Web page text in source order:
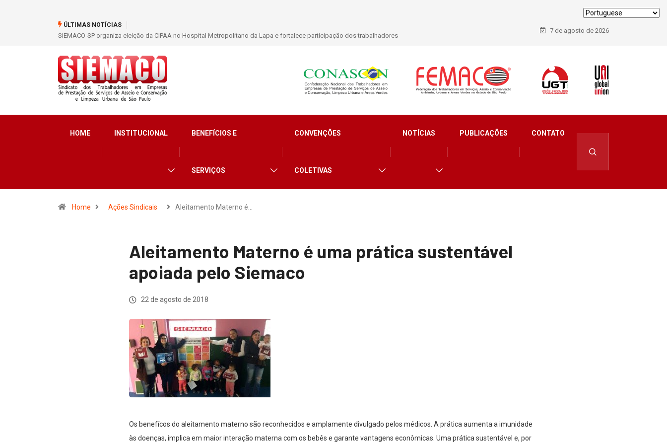
ÚLTIMAS NOTÍCIAS
SIEMACO-SP organiza eleição da CIPAA no Hospital Metropolitano da Lapa e fortalece participação dos trabalhadores
7 de agosto de 2026
HOME INSTITUCIONAL BENEFÍCIOS E
SERVIÇOS
CONVENÇÕES
COLETIVAS
NOTÍCIAS PUBLICAÇÕES CONTATO
Home Ações Sindicais Aleitamento Materno é…
Aleitamento Materno é uma prática sustentável
apoiada pelo Siemaco
22 de agosto de 2018
Os benefícos do aleitamento materno são reconhecidos e amplamente divulgado pelos médicos. A prática aumenta a imunidade
às doenças, implica em maior interação materna com os bebês e garante vantagens econômicas. Uma prática sustentável e, por